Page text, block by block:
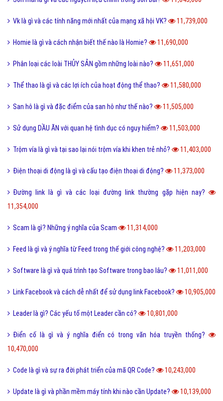
Vk là gì và các tính năng mới nhất của mạng xã hội VK? 11,739,000
Homie là gì và cách nhận biết thế nào là Homie? 11,690,000
Phân loại các loài THỦY SẢN gồm những loài nào? 11,651,000
Thể thao là gì và các lợi ích của hoạt động thể thao? 11,580,000
San hô là gì và đặc điểm của san hô như thế nào? 11,505,000
Sử dụng DẦU ĂN với quan hệ tình dục có nguy hiểm? 11,503,000
Trộm vía là gì và tại sao lại nói trộm vía khi khen trẻ nhỏ? 11,403,000
Điện thoại di động là gì và cấu tạo điện thoại di động? 11,373,000
Đường link là gì và các loại đường link thường gặp hiện nay?
11,354,000
Scam là gì? Những ý nghĩa của Scam 11,314,000
Feed là gì và ý nghĩa từ Feed trong thế giới công nghệ? 11,203,000
Software là gì và quá trình tạo Software trong bao lâu? 11,011,000
Link Facebook và cách dễ nhất để sử dụng link Facebook? 10,905,000
Leader là gì? Các yếu tố một Leader cần có? 10,801,000
Điển cố là gì và ý nghĩa điển có trong văn hóa truyền thống?
10,470,000
Code là gì và sự ra đời phát triển của mã QR Code? 10,243,000
Update là gì và phần mềm máy tính khi nào cần Update? 10,139,000